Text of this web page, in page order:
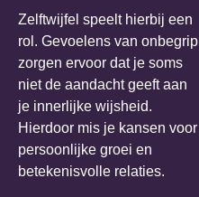
Zelftwijfel speelt hierbij een
rol. Gevoelens van onbegrip
zorgen ervoor dat je soms
niet de aandacht geeft aan
je innerlijke wijsheid.
Hierdoor mis je kansen voor
persoonlijke groei en
betekenisvolle relaties.